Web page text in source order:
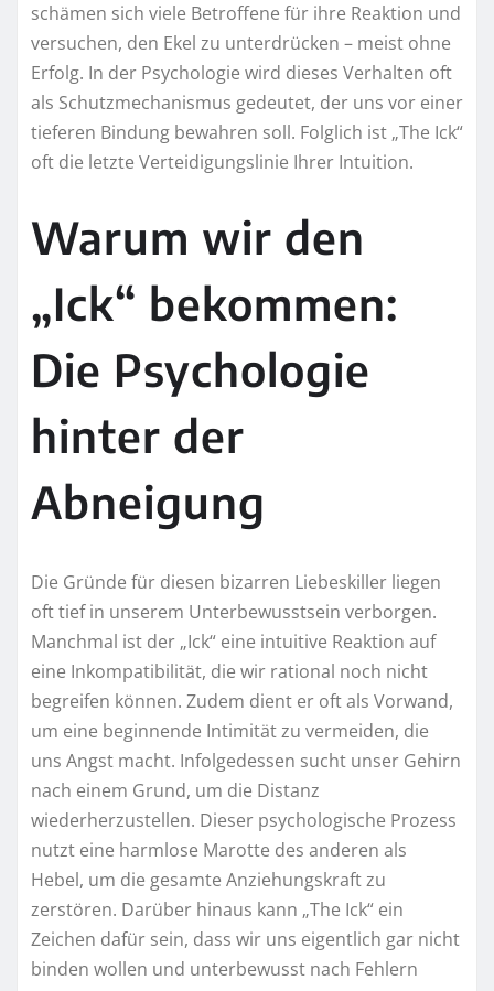
schämen sich viele Betroffene für ihre Reaktion und
versuchen, den Ekel zu unterdrücken – meist ohne
Erfolg. In der Psychologie wird dieses Verhalten oft
als Schutzmechanismus gedeutet, der uns vor einer
tieferen Bindung bewahren soll. Folglich ist „The Ick“
oft die letzte Verteidigungslinie Ihrer Intuition.
Warum wir den
„Ick“ bekommen:
Die Psychologie
hinter der
Abneigung
Die Gründe für diesen bizarren Liebeskiller liegen
oft tief in unserem Unterbewusstsein verborgen.
Manchmal ist der „Ick“ eine intuitive Reaktion auf
eine Inkompatibilität, die wir rational noch nicht
begreifen können. Zudem dient er oft als Vorwand,
um eine beginnende Intimität zu vermeiden, die
uns Angst macht. Infolgedessen sucht unser Gehirn
nach einem Grund, um die Distanz
wiederherzustellen. Dieser psychologische Prozess
nutzt eine harmlose Marotte des anderen als
Hebel, um die gesamte Anziehungskraft zu
zerstören. Darüber hinaus kann „The Ick“ ein
Zeichen dafür sein, dass wir uns eigentlich gar nicht
binden wollen und unterbewusst nach Fehlern